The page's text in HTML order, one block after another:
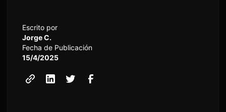
Escrito por
Jorge C.
Fecha de Publicación
15/4/2025